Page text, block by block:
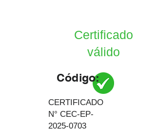
Certificado
válido
Código:
CERTIFICADO
N° CEC-EP-
2025-0703